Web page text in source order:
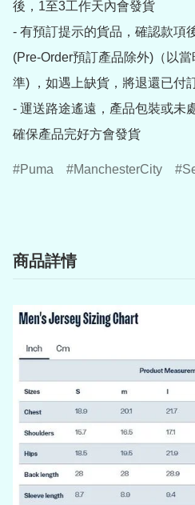
後，1至3工作天內會發貨
- 有預訂提示的貨品，確認款項
(Pre-Order預訂產品除外)（以
準) ，如遇上缺貨，將退還已付
- 運送路途遙遠，產品包裝或未
確保產品完好方會發貨
Puma ManchesterCity
商品詳情